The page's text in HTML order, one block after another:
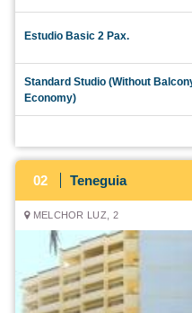
Estudio Basic 2 Pax.
Standard Studio (Without
Economy)
02 Teneguia
MELCHOR LUZ, 2